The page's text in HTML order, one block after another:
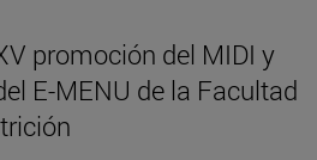
promoción del MIDI y
E-MENU de la Facultad